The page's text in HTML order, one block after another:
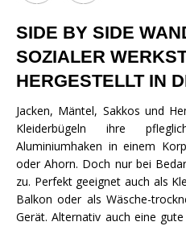
SIDE BY SIDE
SOZIALER
HERGESTELLT IN
Jacken, Mäntel, Sakkos und
Kleiderbügeln ihre
Aluminiumhaken in einem
oder Ahorn. Doch nur bei
zu. Perfekt geeignet auch als
Balkon oder als Wäsche-
Gerät. Alternativ auch eine